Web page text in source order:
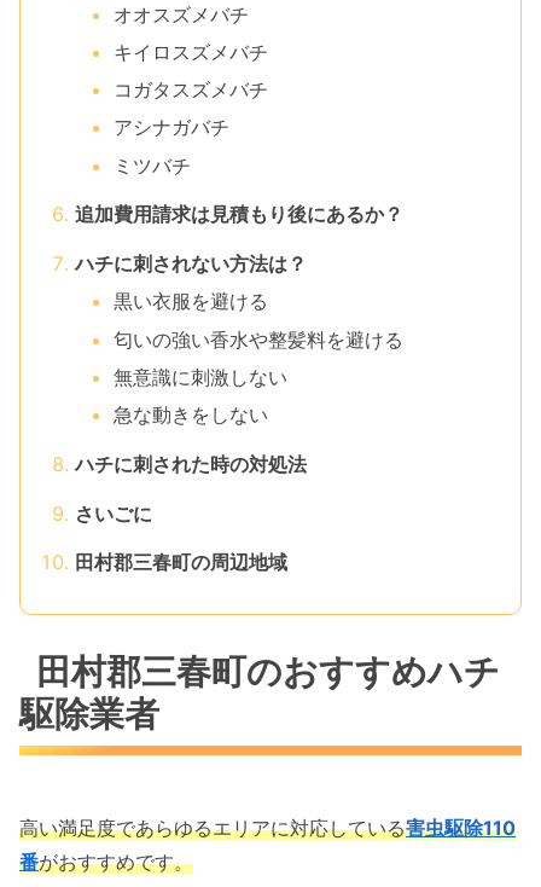
オオスズメバチ
キイロスズメバチ
コガタスズメバチ
アシナガバチ
ミツバチ
追加費用請求は見積もり後にあるか？
ハチに刺されない方法は？
黒い衣服を避ける
匂いの強い香水や整髪料を避ける
無意識に刺激しない
急な動きをしない
ハチに刺された時の対処法
さいごに
田村郡三春町の周辺地域
田村郡三春町のおすすめハチ
駆除業者
高い満足度であらゆるエリアに対応している害虫駆除110
番がおすすめです。